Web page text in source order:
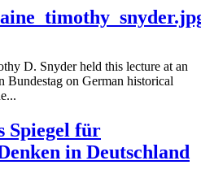
D. Snyder held this lecture at an
Bundestag on German historical
Spiegel für
in Deutschland